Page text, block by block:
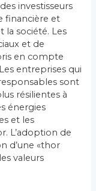
investisseurs
financière et
société. Les
et de
en compte
entreprises qui
sont
résilientes à
énergies
et les
L’adoption de
d’une «thor
valeurs